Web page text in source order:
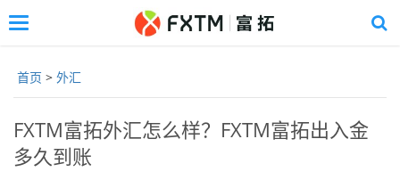
to
main
Toggle
首页 > 外汇
FXTM富拓外汇怎么样？FXTM富拓出入金
多久到账